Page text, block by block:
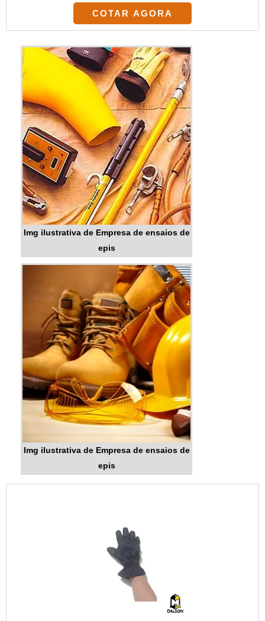
COTAR AGORA
Img ilustrativa de Empresa de ensaios de
epis
Img ilustrativa de Empresa de ensaios de
epis